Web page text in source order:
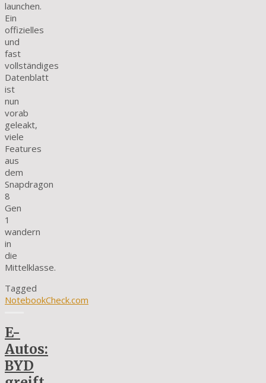
launchen.
Ein
offizielles
und
fast
vollständiges
Datenblatt
ist
nun
vorab
geleakt,
viele
Features
aus
dem
Snapdragon
8
Gen
1
wandern
in
die
Mittelklasse.
Tagged
NotebookCheck.com
E-
Autos:
BYD